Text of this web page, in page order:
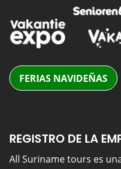
FERIAS NAVIDEÑAS
REGISTRO DE LA
All Suriname tours es